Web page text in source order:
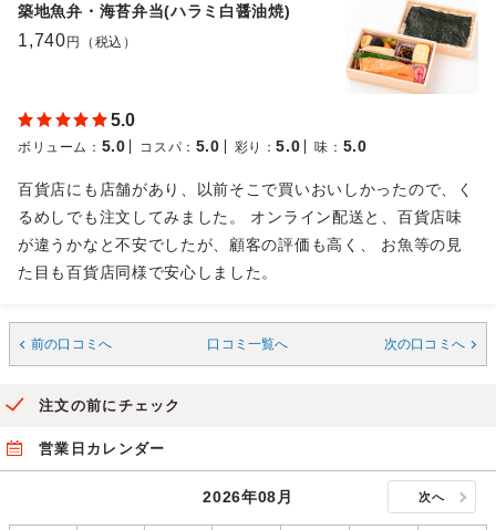
築地魚弁・海苔弁当(ハラミ白醤油焼)
1,740 円（税込）
5.0
ボリューム ： 5.0 コスパ ： 5.0 彩り ：5.0 味 ： 5.0
百貨店にも店舗があり、以前そこで買いおいしかったので、く
るめしでも注文してみました。 オンライン配送と、百貨店味
が違うかなと不安でしたが、顧客の評価も高く、 お魚等の見
た目も百貨店同様で安心しました。
前の口コミへ 口コミ一覧へ 次の口コミへ
注文の前にチェック
営業日カレンダー
2026年08月 次へ